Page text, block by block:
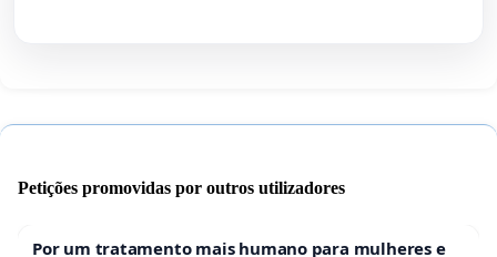
Petições promovidas por outros utilizadores
Por um tratamento mais humano para mulheres e